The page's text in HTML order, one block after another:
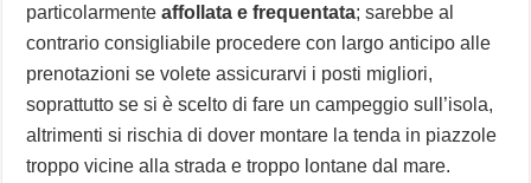
particolarmenteaffollata e frequentata; sarebbe al
contrario consigliabile procedere con largo anticipo alle
prenotazioni se volete assicurarvi i posti migliori,
soprattutto se si è scelto di fare un campeggio sull’isola,
altrimenti si rischia di dover montare la tenda in piazzole
troppo vicine alla strada e troppo lontane dal mare.